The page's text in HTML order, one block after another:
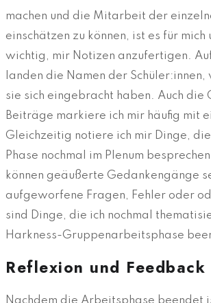
machen und die Mitarbeit der
einschätzen zu können, ist es für mich
wichtig, mir Notizen anzufertigen.
landen die Namen der
sie sich eingebracht haben. Auch die
Beiträge markiere ich mir häufig mit
Gleichzeitig notiere ich mir Dinge,
Phase nochmal im Plenum
können geäußerte Gedankengänge
aufgeworfene Fragen, Fehler oder
sind Dinge, die ich nochmal
Harkness-Gruppenarbeitsphase
Reflexion und Feedback
Nachdem die Arbeitsphase beendet